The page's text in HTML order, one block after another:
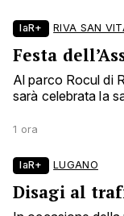
laR+ RIVA SAN
Festa
Al parco Rocul di
sarà celebrata la
1 ora
laR+ LUGANO
Disagi al